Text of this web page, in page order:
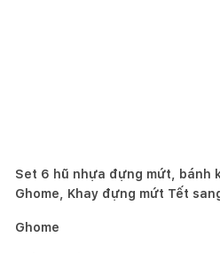
Set 6 hũ nhựa đựng mứt, bánh
Ghome, Khay đựng mứt Tết
Ghome